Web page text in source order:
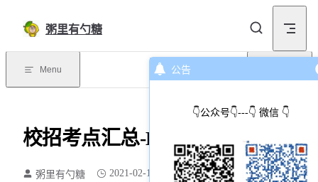
公告
👇公众号👇---👇 微信 👇
粥里有勺糖
Menu
校招考点汇总-HTML
粥里有勺糖 2021-02-16 170 个字
1 分钟